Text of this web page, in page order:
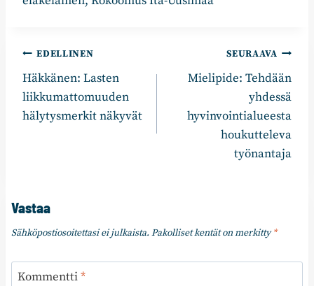
Artikkelien
selaus
EDELLINEN
Häkkänen: Lasten
liikkumattomuuden
hälytysmerkit näkyvät
SEURAAVA
Mielipide: Tehdään
yhdessä
hyvinvointialueesta
houkutteleva
työnantaja
Vastaa
Sähköpostiosoitettasi ei julkaista. Pakolliset kentät on merkitty*
Kommentti*